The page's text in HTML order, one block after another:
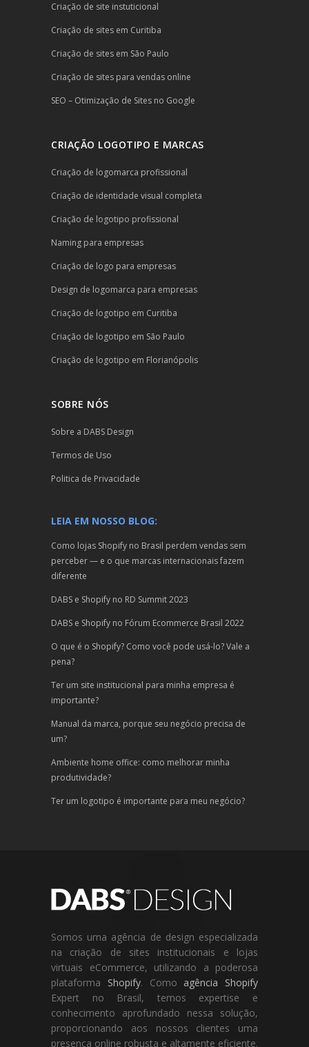
Criação de site instuticional
Criação de sites em Curitiba
Criação de sites em São Paulo
Criação de sites para vendas online
SEO – Otimização de Sites no Google
CRIAÇÃO LOGOTIPO E MARCAS
Criação de logomarca profissional
Criação de identidade visual completa
Criação de logotipo profissional
Naming para empresas
Criação de logo para empresas
Design de logomarca para empresas
Criação de logotipo em Curitiba
Criação de logotipo em São Paulo
Criação de logotipo em Florianópolis
SOBRE NÓS
Sobre a DABS Design
Termos de Uso
Politica de Privacidade
LEIA EM NOSSO BLOG:
Como lojas Shopify no Brasil perdem vendas sem
perceber — e o que marcas internacionais fazem
diferente
DABS e Shopify no RD Summit 2023
DABS e Shopify no Fórum Ecommerce Brasil 2022
O que é o Shopify? Como você pode usá-lo? Vale a
pena?
Ter um site institucional para minha empresa é
importante?
Manual da marca, porque seu negócio precisa de
um?
Ambiente home office: como melhorar minha
produtividade?
Ter um logotipo é importante para meu negócio?
Somos uma agência de design especializada
na criação de sites institucionais e lojas
virtuais eCommerce, utilizando a poderosa
plataforma Shopify. Como agência Shopify
Expert no Brasil, temos expertise e
conhecimento aprofundado nessa solução,
proporcionando aos nossos clientes uma
presença online robusta e altamente eficiente.